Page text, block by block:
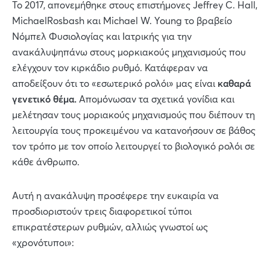
Το 2017, απονεμήθηκε στους επιστήμονες Jeffrey C. Hall,
MichaelRosbash και Michael W. Young το βραβείο
Νόμπελ Φυσιολογίας και Ιατρικής για την
ανακάλυψηπάνω στους μορκιακούς μηχανισμούς που
ελέγχουν τον κιρκάδιο ρυθμό. Κατάφεραν να
αποδείξουν ότι το «εσωτερικό ρολόι» μας είναι καθαρά
γενετικό θέμα. Απομόνωσαν τα σχετικά γονίδια και
μελέτησαν τους μοριακούς μηχανισμούς που διέπουν τη
λειτουργία τους προκειμένου να κατανοήσουν σε βάθος
τον τρόπο με τον οποίο λειτουργεί το βιολογικό ρολόι σε
κάθε άνθρωπο.
Αυτή η ανακάλυψη προσέφερε την ευκαιρία να
προσδιοριστούν τρεις διαφορετικοί τύποι
επικρατέστερων ρυθμών, αλλιώς γνωστοί ως
«χρονότυποι»: